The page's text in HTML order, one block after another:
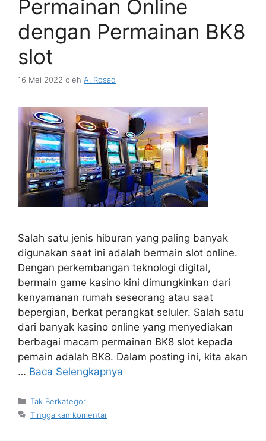
Permainan Online
dengan Permainan BK8
slot
16 Mei 2022 oleh A. Rosad
Salah satu jenis hiburan yang paling banyak
digunakan saat ini adalah bermain slot online.
Dengan perkembangan teknologi digital,
bermain game kasino kini dimungkinkan dari
kenyamanan rumah seseorang atau saat
bepergian, berkat perangkat seluler. Salah satu
dari banyak kasino online yang menyediakan
berbagai macam permainan BK8 slot kepada
pemain adalah BK8. Dalam posting ini, kita akan
… Baca Selengkapnya
Kategori
Tak Berkategori
Tinggalkan komentar